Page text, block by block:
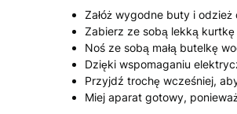
Załóż wygodne buty i
Zabierz ze sobą lekką kurtkę
Noś ze sobą małą butelkę
Dzięki wspomaganiu
Przyjdź trochę wcześniej,
Miej aparat gotowy,